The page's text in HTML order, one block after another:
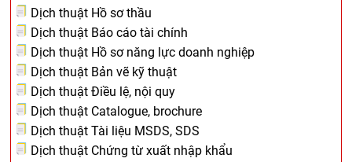
Dịch thuật Hồ sơ thầu
Dịch thuật Báo cáo tài chính
Dịch thuật Hồ sơ năng lực doanh nghiệp
Dịch thuật Bản vẽ kỹ thuật
Dịch thuật Điều lệ, nội quy
Dịch thuật Catalogue, brochure
Dịch thuật Tài liệu MSDS, SDS
Dịch thuật Chứng từ xuất nhập khẩu